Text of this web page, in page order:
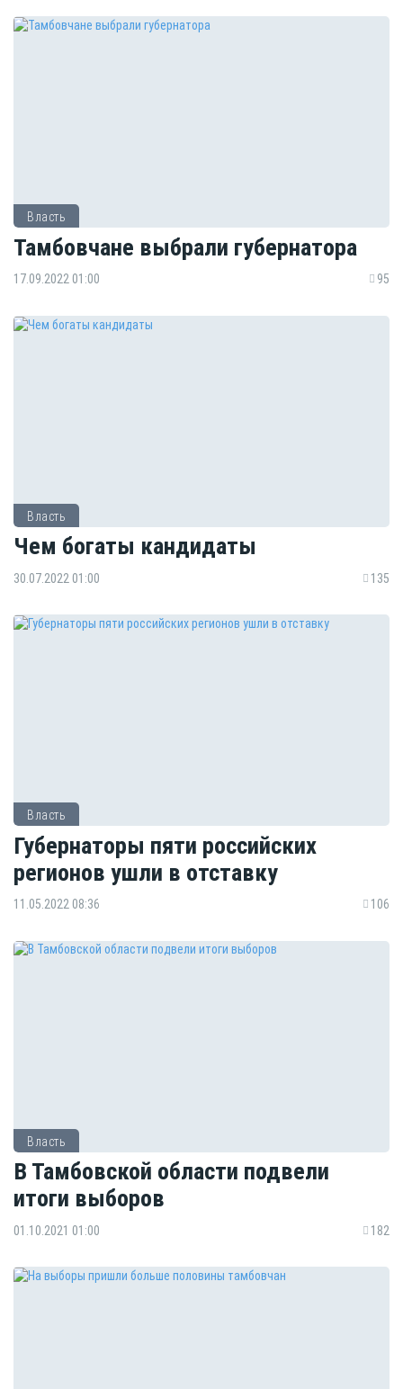
Власть
Тамбовчане выбрали губернатора
17.09.2022 01:00 95
Власть
Чем богаты кандидаты
30.07.2022 01:00 135
Власть
Губернаторы пяти российских
регионов ушли в отставку
11.05.2022 08:36 106
Власть
В Тамбовской области подвели
итоги выборов
01.10.2021 01:00 182